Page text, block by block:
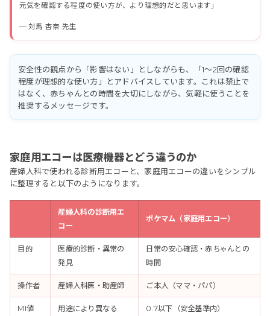
元気を確認する程度の使い方が、より理想的だと思います」
— 対馬 杏奈 先生
安全性の観点から「影響はない」としながらも、「1〜2回の確認
程度が理想的な使い方」とアドバイスしています。これは禁止で
はなく、赤ちゃんとの時間を大切にしながら、気軽に使うことを
推奨するメッセージです。
家庭用エコーは医療機器とどう違うのか
産婦人科で使われる診断用エコーと、家庭用エコーの違いをシンプル
に整理すると以下のようになります。
産婦人科の診断用エ
コー
ポケマム（家庭用エコー）
目的
医療的診断・異常の
発見
日常の安心確認・赤ちゃんとの
時間
操作者 産婦人科医・助産師 ご本人（ママ・パパ）
MI値 用途により異なる 0.7以下（安全基準内）